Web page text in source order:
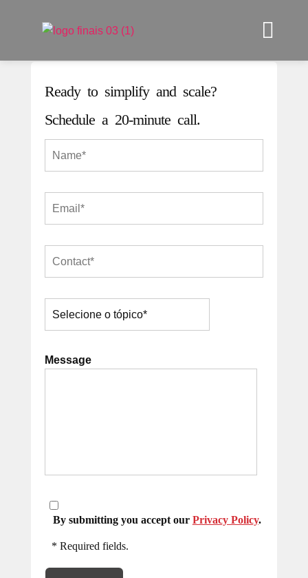
Ready to simplify and scale?
Schedule a 20-minute call.
Message
By submitting you accept our Privacy Policy.
* Required fields.